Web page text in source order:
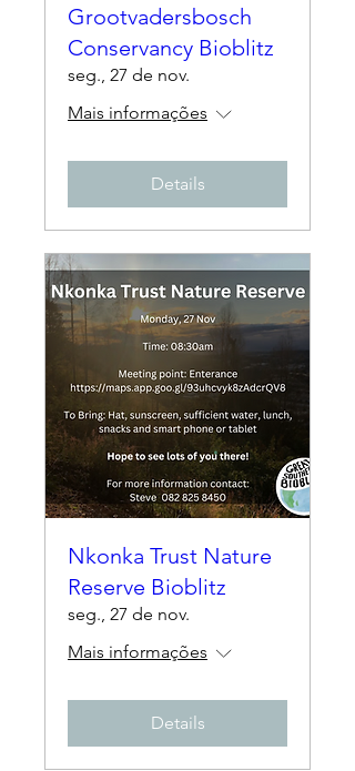
Grootvadersbosch
Conservancy Bioblitz
seg., 27 de nov.
Mais informações
Details
Nkonka Trust Nature
Reserve Bioblitz
seg., 27 de nov.
Mais informações
Details